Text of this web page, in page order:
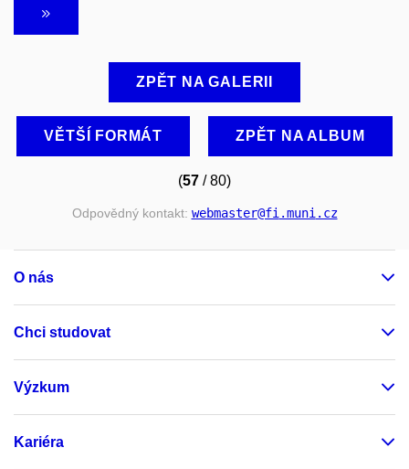
ZPĚT NA GALERII
VĚTŠÍ FORMÁT ZPĚT NA ALBUM
(57 / 80)
Odpovědný kontakt: webmaster@fi.muni.cz
O nás
Chci studovat
Výzkum
Kariéra